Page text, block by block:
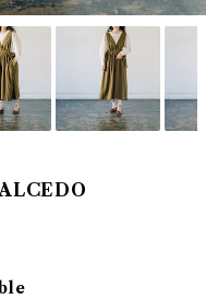
ALCEDO